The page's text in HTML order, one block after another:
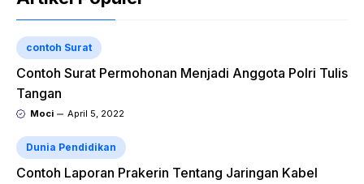
contoh Surat
Contoh Surat Permohonan Menjadi Anggota Polri Tulis
Tangan
Moci April 5, 2022
Dunia Pendidikan
Contoh Laporan Prakerin Tentang Jaringan Kabel